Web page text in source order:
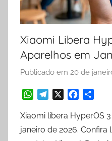
Xiaomi Libera
Aparelhos em
Publicado em 20 de
h
a
e
l
a
c
h
a
r
Xiaomi libera HyperOS
janeiro de 2026.